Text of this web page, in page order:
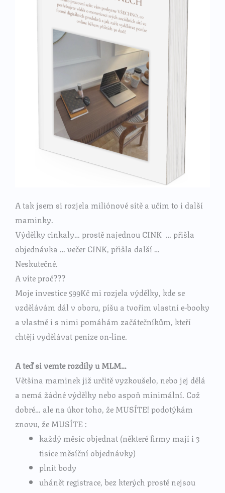
A tak jsem si rozjela miliónové sítě a učím to i další
maminky.
Výdělky cinkaly… prostě najednou CINK … přišla
objednávka … večer CINK, přišla další …
Neskutečné.
A víte proč???
Moje investice 599Kč mi rozjela výdělky, kde se
vzdělávám dál v oboru, píšu a tvořím vlastní e-booky
a vlastně i s nimi pomáhám začátečníkům, kteří
chtějí vydělávat peníze on-line.
A teď si vemte rozdíly u MLM…
Většina maminek již určitě vyzkoušelo, nebo jej dělá
a nemá žádné výdělky nebo aspoň minimální. Což
dobré… ale na úkor toho, že MUSÍTE! podotýkám
znovu, že MUSÍTE :
každý měsíc objednat (některé firmy mají i 3
tisíce měsíční objednávky)
plnit body
uhánět registrace, bez kterých prostě nejsou